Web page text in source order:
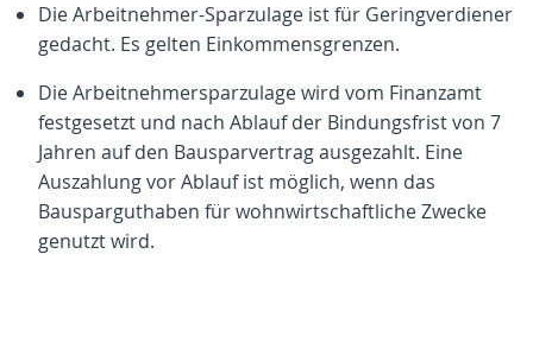
Die Arbeitnehmer-Sparzulage ist für Geringverdiener
gedacht. Es gelten Einkommensgrenzen.
Die Arbeitnehmersparzulage wird vom Finanzamt
festgesetzt und nach Ablauf der Bindungsfrist von 7
Jahren auf den Bausparvertrag ausgezahlt. Eine
Auszahlung vor Ablauf ist möglich, wenn das
Bausparguthaben für wohnwirtschaftliche Zwecke
genutzt wird.